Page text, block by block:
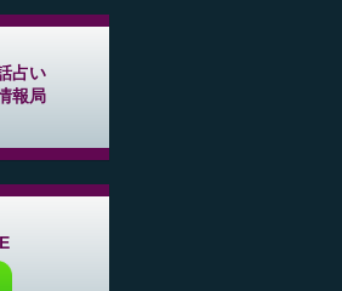
占い
報局